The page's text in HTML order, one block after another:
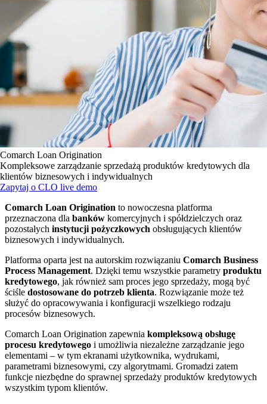
Comarch Loan Origination
Kompleksowe zarządzanie sprzedażą produktów kredytowych dla
klientów biznesowych i indywidualnych
Zapytaj o CLO live demo
Comarch Loan Origination to nowoczesna platforma
przeznaczona dla banków komercyjnych i spółdzielczych oraz
pozostałych instytucji pożyczkowych obsługujących klientów
biznesowych i indywidualnych.
Platforma oparta jest na autorskim rozwiązaniu Comarch Business
Process Management. Dzięki temu wszystkie parametry produktu
kredytowego, jak również sam proces jego sprzedaży, mogą być
ściśle dostosowane do potrzeb klienta. Rozwiązanie może też
służyć do opracowywania i konfiguracji wszelkiego rodzaju
procesów biznesowych.
Comarch Loan Origination zapewnia kompleksową obsługę
procesu kredytowego i umożliwia niezależne zarządzanie jego
elementami – w tym ekranami użytkownika, wydrukami,
parametrami biznesowymi, czy algorytmami. Gromadzi zatem
funkcje niezbędne do sprawnej sprzedaży produktów kredytowych
wszystkim typom klientów.